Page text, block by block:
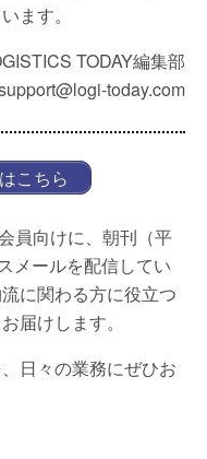
ます。
TODAY編集部
today.com
こちら
員向けに、朝刊（平
メールを配信してい
に関わる方に役立つ
届けします。
日々の業務にぜひお